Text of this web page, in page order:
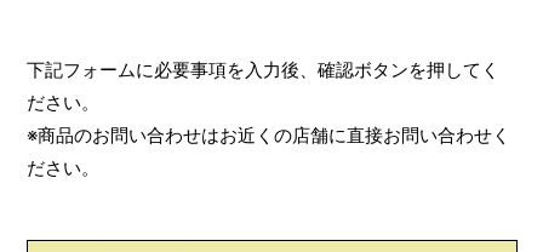
下記フォームに必要事項を入力後、確認ボタンを押してく
ださい。
※商品のお問い合わせはお近くの店舗に直接お問い合わせく
ださい。